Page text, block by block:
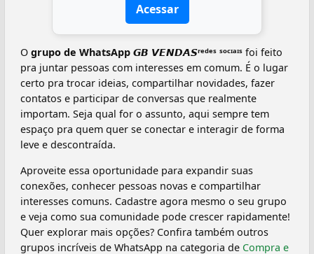
Acessar
O grupo de WhatsApp 𝙂𝘽 𝙑𝙀𝙉𝘿𝘼𝙎ʳᵉᵈᵉˢ ˢᵒᶜᶦᵃᶦˢ foi feito
pra juntar pessoas com interesses em comum. É o lugar
certo pra trocar ideias, compartilhar novidades, fazer
contatos e participar de conversas que realmente
importam. Seja qual for o assunto, aqui sempre tem
espaço pra quem quer se conectar e interagir de forma
leve e descontraída.
Aproveite essa oportunidade para expandir suas
conexões, conhecer pessoas novas e compartilhar
interesses comuns. Cadastre agora mesmo o seu grupo
e veja como sua comunidade pode crescer rapidamente!
Quer explorar mais opções? Confira também outros
grupos incríveis de WhatsApp na categoria de Compra e